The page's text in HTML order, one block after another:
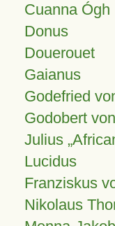
Cuanna Ógh
Donus
Douerouet
Gaianus
Godefried
Godobert
Julius
Lucidus
Franziskus
Nikolaus